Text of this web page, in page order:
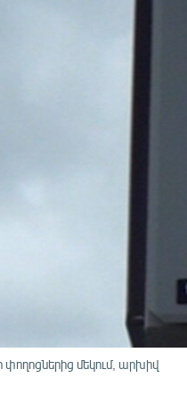
մեկում, արխիվ